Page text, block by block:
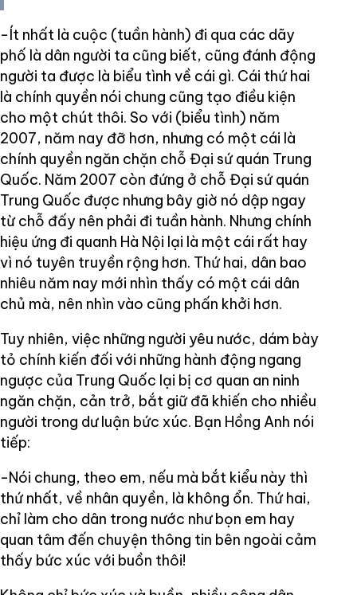
-Ít nhất là cuộc (tuần hành) đi qua các dãy
phố là dân người ta cũng biết, cũng đánh động
người ta được là biểu tình về cái gì. Cái thứ hai
là chính quyền nói chung cũng tạo điều kiện
cho một chút thôi. So với (biểu tình) năm
2007, năm nay đỡ hơn, nhưng có một cái là
chính quyền ngăn chặn chỗ Đại sứ quán Trung
Quốc. Năm 2007 còn đứng ở chỗ Đại sứ quán
Trung Quốc được nhưng bây giờ nó dập ngay
từ chỗ đấy nên phải đi tuần hành. Nhưng chính
hiệu ứng đi quanh Hà Nội lại là một cái rất hay
vì nó tuyên truyền rộng hơn. Thứ hai, dân bao
nhiêu năm nay mới nhìn thấy có một cái dân
chủ mà, nên nhìn vào cũng phấn khởi hơn.
Tuy nhiên, việc những người yêu nước, dám bày
tỏ chính kiến đối với những hành động ngang
ngược của Trung Quốc lại bị cơ quan an ninh
ngăn chặn, cản trở, bắt giữ đã khiến cho nhiều
người trong dư luận bức xúc. Bạn Hồng Anh nói
tiếp:
-Nói chung, theo em, nếu mà bắt kiểu này thì
thứ nhất, về nhân quyền, là không ổn. Thứ hai,
chỉ làm cho dân trong nước như bọn em hay
quan tâm đến chuyện thông tin bên ngoài cảm
thấy bức xúc với buồn thôi!